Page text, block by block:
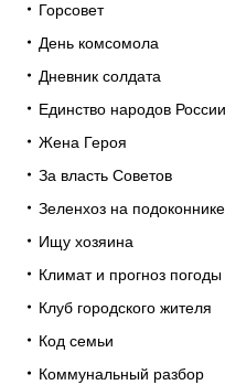
Горсовет
День комсомола
Дневник солдата
Единство народов России
Жена Героя
За власть Советов
Зеленхоз на подоконнике
Ищу хозяина
Климат и прогноз погоды
Клуб городского жителя
Код семьи
Коммунальный разбор